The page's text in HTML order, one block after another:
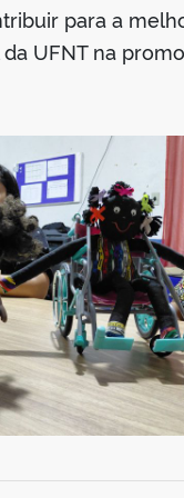
para a
UFNT na